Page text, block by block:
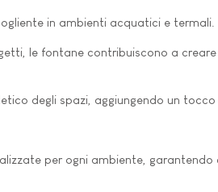
in ambienti acquatici e termali.
le fontane contribuiscono a
degli spazi, aggiungendo un tocco
per ogni ambiente,